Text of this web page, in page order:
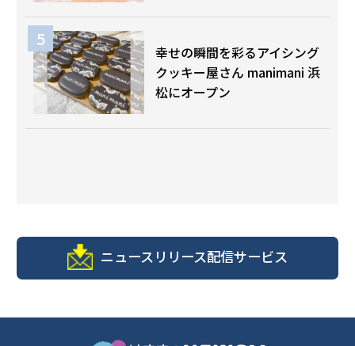
幸せの瞬間を彩るアイシング
クッキー屋さん manimani 浜
松にオープン
ニュースリリース配信サービス